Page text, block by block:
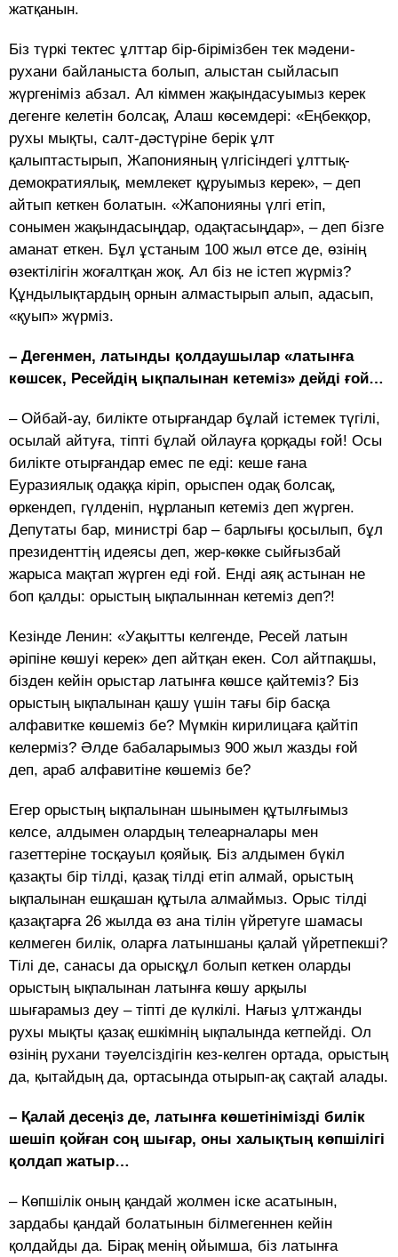
жатқанын.
Біз түркі тектес ұлттар бір-бірімізбен тек мәдени-
рухани байланыста болып, алыстан сыйласып
жүргеніміз абзал. Ал кіммен жақындасуымыз керек
дегенге келетін болсақ, Алаш көсемдері: «Еңбекқор,
рухы мықты, салт-дәстүріне берік ұлт
қалыптастырып, Жапонияның үлгісіндегі ұлттық-
демократиялық, мемлекет құруымыз керек», – деп
айтып кеткен болатын. «Жапонияны үлгі етіп,
сонымен жақындасыңдар, одақтасыңдар», – деп бізге
аманат еткен. Бұл ұстаным 100 жыл өтсе де, өзінің
өзектілігін жоғалтқан жоқ. Ал біз не істеп жүрміз?
Құндылықтардың орнын алмастырып алып, адасып,
«қуып» жүрміз.
– Дегенмен, латынды қолдаушылар «латынға
көшсек, Ресейдің ықпалынан кетеміз» дейді ғой…
– Ойбай-ау, билікте отырғандар бұлай істемек түгілі,
осылай айтуға, тіпті бұлай ойлауға қорқады ғой! Осы
билікте отырғандар емес пе еді: кеше ғана
Еуразиялық одаққа кіріп, орыспен одақ болсақ,
өркендеп, гүлденіп, нұрланып кетеміз деп жүрген.
Депутаты бар, министрі бар – барлығы қосылып, бұл
президенттің идеясы деп, жер-көкке сыйғызбай
жарыса мақтап жүрген еді ғой. Енді аяқ астынан не
боп қалды: орыстың ықпалыннан кетеміз деп?!
Кезінде Ленин: «Уақытты келгенде, Ресей латын
әріпіне көшуі керек» деп айтқан екен. Сол айтпақшы,
бізден кейін орыстар латынға көшсе қайтеміз? Біз
орыстың ықпалынан қашу үшін тағы бір басқа
алфавитке көшеміз бе? Мүмкін кирилицаға қайтіп
келерміз? Әлде бабаларымыз 900 жыл жазды ғой
деп, араб алфавитіне көшеміз бе?
Егер орыстың ықпалынан шынымен құтылғымыз
келсе, алдымен олардың телеарналары мен
газеттеріне тосқауыл қояйық. Біз алдымен бүкіл
қазақты бір тілді, қазақ тілді етіп алмай, орыстың
ықпалынан ешқашан құтыла алмаймыз. Орыс тілді
қазақтарға 26 жылда өз ана тілін үйретуге шамасы
келмеген билік, оларға латыншаны қалай үйретпекші?
Тілі де, санасы да орысқұл болып кеткен оларды
орыстың ықпалынан латынға көшу арқылы
шығарамыз деу – тіпті де күлкілі. Нағыз ұлтжанды
рухы мықты қазақ ешкімнің ықпалында кетпейді. Ол
өзінің рухани тәуелсіздігін кез-келген ортада, орыстың
да, қытайдың да, ортасында отырып-ақ сақтай алады.
– Қалай десеңіз де, латынға көшетінімізді билік
шешіп қойған соң шығар, оны халықтың көпшілігі
қолдап жатыр…
– Көпшілік оның қандай жолмен іске асатынын,
зардабы қандай болатынын білмегеннен кейін
қолдайды да. Бірақ менің ойымша, біз латынға